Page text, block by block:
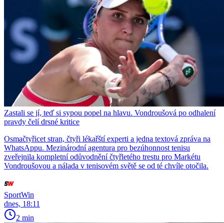
Zastali se jí, teď si sypou popel na hlavu. Vondroušová po odhalení
pravdy čelí drsné kritice
Osmačtyřicet stran, čtyři lékařští experti a jedna textová zpráva na
WhatsAppu. Mezinárodní agentura pro bezúhonnost tenisu
zveřejnila kompletní odůvodnění čtyřletého trestu pro Markétu
Vondroušovou a nálada v tenisovém světě se od té chvíle otočila.
SportWin
dnes, 18:11
2 min